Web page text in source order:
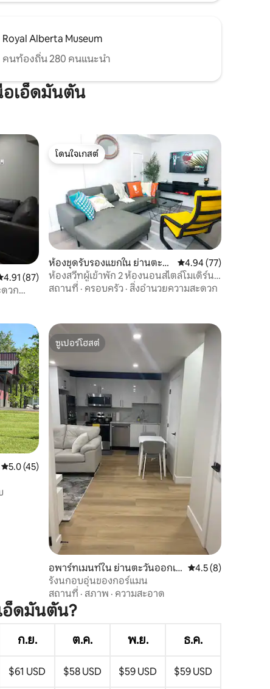
Royal Alberta Museum
คนท้องถิ่น 280 คนแนะนำ
อเอ็ดมันตัน
แนนเฉลี่ย 4.91 จาก 5, 87 รีวิว
4.91 (87)
วก
โดนใจเกสต์
โดนใจเกสต์
ห้องชุดรับรองแขกใน ย่านตะวั
นออกเฉียงเหนือเอ็ดมันตัน
คะแนนเฉลี่ย 4.94 จาก
4.94 (77)
ห้องสวีทผู้เข้าพัก 2 ห้องนอนสไตล์โมเดิร์น |
เตียงคิงไซส์
สถานที่ · ครอบครัว · สิ่งอำนวยความสะดวก
คะแนนเฉลี่ย 5.0 จาก 5, 45 รีวิว
5.0 (45)
ซูเปอร์โฮสต์
ซูเปอร์โฮสต์
อพาร์ทเมนท์ใน ย่านตะวันออกเฉี
ยงเหนือเอ็ดมันตัน
คะแนนเฉลี่ย 4.5 จา
4.5 (8)
รังนกอบอุ่นของกอร์แมน
สถานที่ · สภาพ · ความสะอาด
อ็ดมันตัน?
ก.ย. ต.ค. พ.ย. ธ.ค.
$61 USD $58 USD $59 USD $59 USD